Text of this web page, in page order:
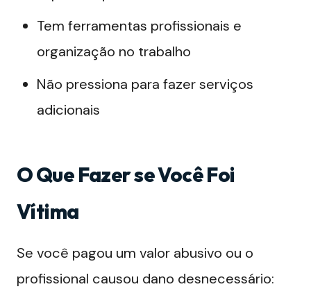
Tem ferramentas profissionais e
organização no trabalho
Não pressiona para fazer serviços
adicionais
O Que Fazer se Você Foi
Vítima
Se você pagou um valor abusivo ou o
profissional causou dano desnecessário: